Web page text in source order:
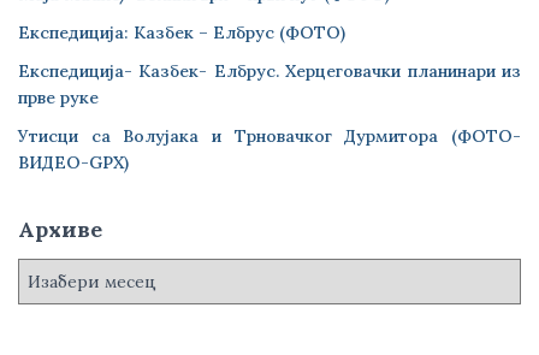
Експедиција: Казбек – Елбрус (ФОТО)
Експедиција- Казбек- Елбрус. Херцеговачки планинари из
прве руке
Утисци са Волујака и Трновачког Дурмитора (ФОТО-
ВИДЕО-GPX)
Архиве
А